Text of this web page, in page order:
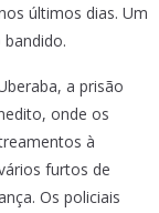
últimos dias. Um
a prisão
onde os
à
furtos de
Os policiais